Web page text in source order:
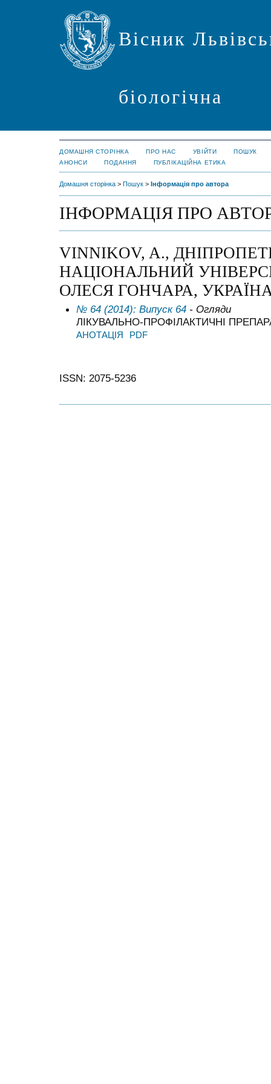
Вісник
біологічна
ДОМАШНЯ СТОРІНКА ПРО НАС УВІЙТИ
ПОШУК
АНОНСИ
ПОДАННЯ ПУБЛІКАЦІЙНА ЕТИКА
Домашня сторінка > Пошук > Інформація про автора
ІНФОРМАЦІЯ ПРО
VINNIKOV, A.,
НАЦІОНАЛЬНИЙ
ОЛЕСЯ ГОНЧАРА,
№ 64 (2014): Випуск 64 - Огляди
ЛІКУВАЛЬНО-ПРОФІЛАКТИЧНІ
АНОТАЦІЯ PDF
ISSN: 2075-5236